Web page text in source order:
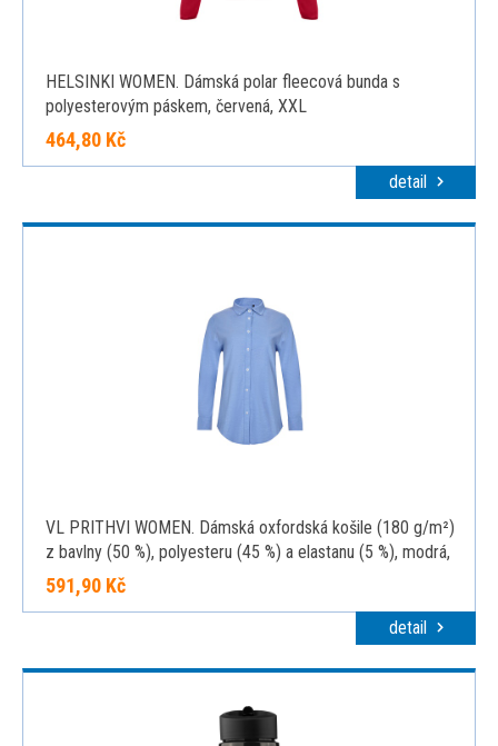
HELSINKI WOMEN. Dámská polar fleecová bunda s
polyesterovým páskem, červená, XXL
464,80 Kč
detail
VL PRITHVI WOMEN. Dámská oxfordská košile (180 g/m²)
z bavlny (50 %), polyesteru (45 %) a elastanu (5 %), modrá,
M
591,90 Kč
detail